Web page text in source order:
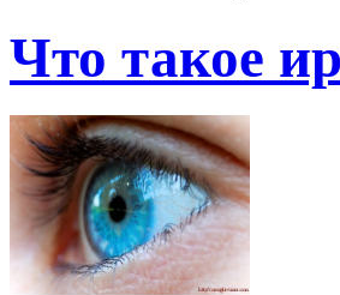
Что такое